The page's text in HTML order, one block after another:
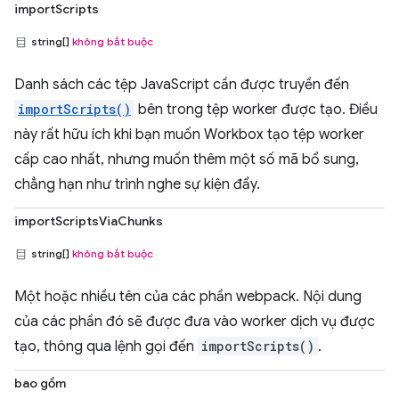
importScripts
string[] không bắt buộc
Danh sách các tệp JavaScript cần được truyền đến
importScripts() bên trong tệp worker được tạo. Điều
này rất hữu ích khi bạn muốn Workbox tạo tệp worker
cấp cao nhất, nhưng muốn thêm một số mã bổ sung,
chẳng hạn như trình nghe sự kiện đẩy.
importScriptsViaChunks
string[] không bắt buộc
Một hoặc nhiều tên của các phần webpack. Nội dung
của các phần đó sẽ được đưa vào worker dịch vụ được
tạo, thông qua lệnh gọi đến importScripts() .
bao gồm